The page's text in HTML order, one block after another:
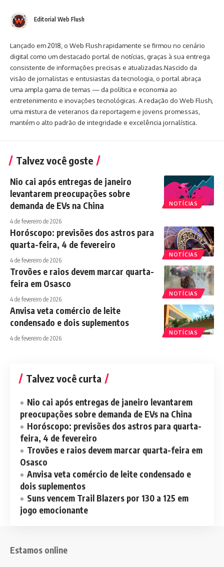
Editorial Web Flush
Lançado em 2018, o Web Flush rapidamente se firmou no cenário
digital como um destacado portal de notícias, graças à sua entrega
consistente de informações precisas e atualizadas.Nascido da
visão de jornalistas e entusiastas da tecnologia, o portal abraça
uma ampla gama de temas — da política e economia ao
entretenimento e inovações tecnológicas. A redação do Web Flush,
uma mistura de veteranos da reportagem e jovens promessas,
mantém o alto padrão de integridade e excelência jornalística.
Talvez você goste
NOTÍCIAS
Nio cai após entregas de janeiro
levantarem preocupações sobre
demanda de EVs na China
4 de fevereiro de 2026
NOTÍCIAS
Horóscopo: previsões dos astros para
quarta-feira, 4 de fevereiro
4 de fevereiro de 2026
NOTÍCIAS
Trovões e raios devem marcar quarta-
feira em Osasco
4 de fevereiro de 2026
NOTÍCIAS
Anvisa veta comércio de leite
condensado e dois suplementos
4 de fevereiro de 2026
Talvez você curta
Nio cai após entregas de janeiro levantarem
preocupações sobre demanda de EVs na China
Horóscopo: previsões dos astros para quarta-
feira, 4 de fevereiro
Trovões e raios devem marcar quarta-feira em
Osasco
Anvisa veta comércio de leite condensado e
dois suplementos
Suns vencem Trail Blazers por 130 a 125 em
jogo emocionante
Estamos online